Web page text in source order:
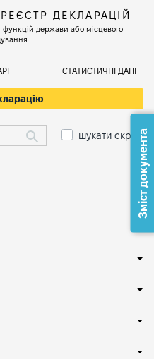
ДЕКЛАРАЦІЙ
держави або місцевого
СТАТИСТИЧНІ ДАНІ
шукати скрізьЗміст документа